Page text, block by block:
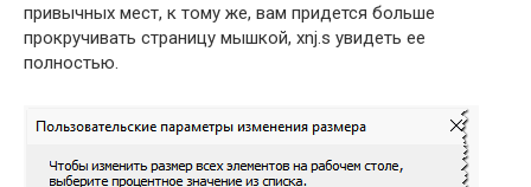
привычных мест, к тому же, вам придется больше
прокручивать страницу мышкой, xnj.s увидеть ее
полностью.